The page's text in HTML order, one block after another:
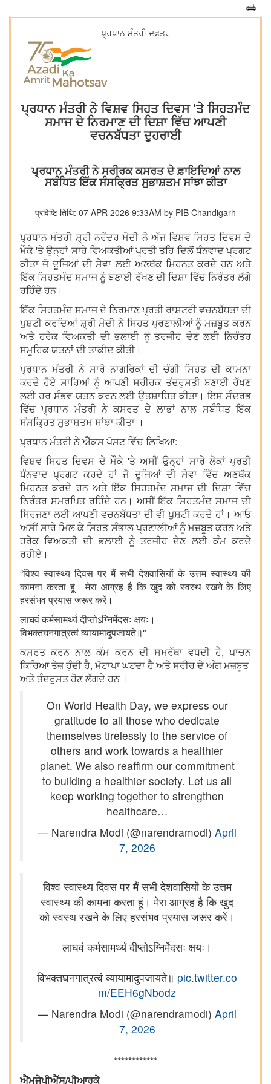
ਪ੍ਰਧਾਨ ਮੰਤਰੀ ਦਫਤਰ
ਪ੍ਰਧਾਨ ਮੰਤਰੀ ਨੇ ਵਿਸ਼ਵ ਸਿਹਤ ਦਿਵਸ 'ਤੇ ਸਿਹਤਮੰਦ
ਸਮਾਜ ਦੇ ਨਿਰਮਾਣ ਦੀ ਦਿਸ਼ਾ ਵਿੱਚ ਆਪਣੀ
ਵਚਨਬੱਧਤਾ ਦੁਹਰਾਈ
ਪ੍ਰਧਾਨ ਮੰਤਰੀ ਨੇ ਸਰੀਰਕ ਕਸਰਤ ਦੇ ਫ਼ਾਇਦਿਆਂ ਨਾਲ
ਸਬੰਧਿਤ ਇੱਕ ਸੰਸਕ੍ਰਿਤ ਸੁਭਾਸ਼ਤਮ ਸਾਂਝਾ ਕੀਤਾ
प्रविष्टि तिथि: 07 APR 2026 9:33AM by PIB Chandigarh
ਪ੍ਰਧਾਨ ਮੰਤਰੀ ਸ਼੍ਰੀ ਨਰੇਂਦਰ ਮੋਦੀ ਨੇ ਅੱਜ ਵਿਸ਼ਵ ਸਿਹਤ ਦਿਵਸ ਦੇ
ਮੌਕੇ 'ਤੇ ਉਨ੍ਹਾਂ ਸਾਰੇ ਵਿਅਕਤੀਆਂ ਪ੍ਰਤੀ ਤਹਿ ਦਿਲੋਂ ਧੰਨਵਾਦ ਪ੍ਰਗਟ
ਕੀਤਾ ਜੋ ਦੂਜਿਆਂ ਦੀ ਸੇਵਾ ਲਈ ਅਣਥੱਕ ਮਿਹਨਤ ਕਰਦੇ ਹਨ ਅਤੇ
ਇੱਕ ਸਿਹਤਮੰਦ ਸਮਾਜ ਨੂੰ ਬਣਾਈ ਰੱਖਣ ਦੀ ਦਿਸ਼ਾ ਵਿੱਚ ਨਿਰੰਤਰ ਲੱਗੇ
ਰਹਿੰਦੇ ਹਨ।
ਇੱਕ ਸਿਹਤਮੰਦ ਸਮਾਜ ਦੇ ਨਿਰਮਾਣ ਪ੍ਰਤੀ ਰਾਸ਼ਟਰੀ ਵਚਨਬੱਧਤਾ ਦੀ
ਪੁਸ਼ਟੀ ਕਰਦਿਆਂ ਸ਼੍ਰੀ ਮੋਦੀ ਨੇ ਸਿਹਤ ਪ੍ਰਣਾਲੀਆਂ ਨੂੰ ਮਜ਼ਬੂਤ ​​ਕਰਨ
ਅਤੇ ਹਰੇਕ ਵਿਅਕਤੀ ਦੀ ਭਲਾਈ ਨੂੰ ਤਰਜੀਹ ਦੇਣ ਲਈ ਨਿਰੰਤਰ
ਸਮੂਹਿਕ ਯਤਨਾਂ ਦੀ ਤਾਕੀਦ ਕੀਤੀ।
ਪ੍ਰਧਾਨ ਮੰਤਰੀ ਨੇ ਸਾਰੇ ਨਾਗਰਿਕਾਂ ਦੀ ਚੰਗੀ ਸਿਹਤ ਦੀ ਕਾਮਨਾ
ਕਰਦੇ ਹੋਏ ਸਾਰਿਆਂ ਨੂੰ ਆਪਣੀ ਸਰੀਰਕ ਤੰਦਰੁਸਤੀ ਬਣਾਈ ਰੱਖਣ
ਲਈ ਹਰ ਸੰਭਵ ਯਤਨ ਕਰਨ ਲਈ ਉਤਸ਼ਾਹਿਤ ਕੀਤਾ। ਇਸ ਸੰਦਰਭ
ਵਿੱਚ ਪ੍ਰਧਾਨ ਮੰਤਰੀ ਨੇ ਕਸਰਤ ਦੇ ਲਾਭਾਂ ਨਾਲ ਸਬੰਧਿਤ ਇੱਕ
ਸੰਸਕ੍ਰਿਤ ਸੁਭਾਸ਼ਤਮ ਸਾਂਝਾ ਕੀਤਾ ।
ਪ੍ਰਧਾਨ ਮੰਤਰੀ ਨੇ ਐੱਕਸ ਪੋਸਟ ਵਿੱਚ ਲਿਖਿਆ:
ਵਿਸ਼ਵ ਸਿਹਤ ਦਿਵਸ ਦੇ ਮੌਕੇ 'ਤੇ ਅਸੀਂ ਉਨ੍ਹਾਂ ਸਾਰੇ ਲੋਕਾਂ ਪ੍ਰਤੀ
ਧੰਨਵਾਦ ਪ੍ਰਗਟ ਕਰਦੇ ਹਾਂ ਜੋ ਦੂਜਿਆਂ ਦੀ ਸੇਵਾ ਵਿੱਚ ਅਣਥੱਕ
ਮਿਹਨਤ ਕਰਦੇ ਹਨ ਅਤੇ ਇੱਕ ਸਿਹਤਮੰਦ ਸਮਾਜ ਦੀ ਦਿਸ਼ਾ ਵਿੱਚ
ਨਿਰੰਤਰ ਸਮਰਪਿਤ ਰਹਿੰਦੇ ਹਨ। ਅਸੀਂ ਇੱਕ ਸਿਹਤਮੰਦ ਸਮਾਜ ਦੀ
ਸਿਰਜਣਾ ਲਈ ਆਪਣੀ ਵਚਨਬੱਧਤਾ ਦੀ ਵੀ ਪੁਸ਼ਟੀ ਕਰਦੇ ਹਾਂ। ਆਓ
ਅਸੀਂ ਸਾਰੇ ਮਿਲ ਕੇ ਸਿਹਤ ਸੰਭਾਲ ਪ੍ਰਣਾਲੀਆਂ ਨੂੰ ਮਜ਼ਬੂਤ ​​ਕਰਨ ਅਤੇ
ਹਰੇਕ ਵਿਅਕਤੀ ਦੀ ਭਲਾਈ ਨੂੰ ਤਰਜੀਹ ਦੇਣ ਲਈ ਕੰਮ ਕਰਦੇ
ਰਹੀਏ।
“विश्व स्वास्थ्य दिवस पर मैं सभी देशवासियों के उत्तम स्वास्थ्य की
कामना करता हूं। मेरा आग्रह है कि खुद को स्वस्थ रखने के लिए
हरसंभव प्रयास जरूर करें।
लाघवं कर्मसामर्थ्यं दीप्तोऽग्निर्मेदसः क्षयः।
विभक्तघनगात्रत्वं व्यायामादुपजायते॥"
ਕਸਰਤ ਕਰਨ ਨਾਲ ਕੰਮ ਕਰਨ ਦੀ ਸਮਰੱਥਾ ਵਧਦੀ ਹੈ, ਪਾਚਨ
ਕਿਰਿਆ ਤੇਜ਼ ਹੁੰਦੀ ਹੈ, ਮੋਟਾਪਾ ਘਟਦਾ ਹੈ ਅਤੇ ਸਰੀਰ ਦੇ ਅੰਗ ਮਜ਼ਬੂਤ ​​
ਅਤੇ ਤੰਦਰੁਸਤ ਹੋਣ ਲੱਗਦੇ ਹਨ ।
On World Health Day, we express our
gratitude to all those who dedicate
themselves tirelessly to the service of
others and work towards a healthier
planet. We also reaffirm our commitment
to building a healthier society. Let us all
keep working together to strengthen
healthcare…
— Narendra Modi (@narendramodi) April
7, 2026
विश्व स्वास्थ्य दिवस पर मैं सभी देशवासियों के उत्तम
स्वास्थ्य की कामना करता हूं। मेरा आग्रह है कि खुद
को स्वस्थ रखने के लिए हरसंभव प्रयास जरूर करें।
लाघवं कर्मसामर्थ्यं दीप्तोऽग्निर्मेदसः क्षयः।
विभक्तघनगात्रत्वं व्यायामादुपजायते॥ pic.twitter.co
m/EEH6gNbodz
— Narendra Modi (@narendramodi) April
7, 2026
************
ਐੱਮਜੇਪੀਐੱਸ/ਪੀਆਰਕੇ